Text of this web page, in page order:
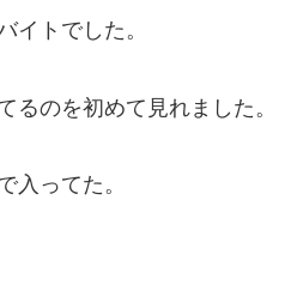
イトでした。
るのを初めて見れました。
入ってた。